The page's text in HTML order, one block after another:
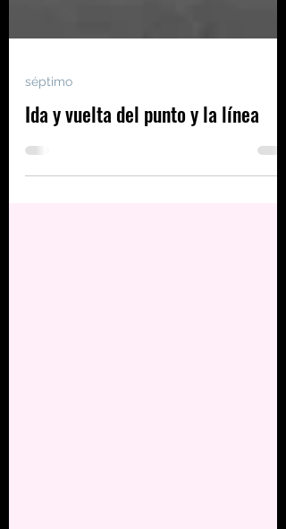
séptimo
Ida y vuelta del punto y la línea